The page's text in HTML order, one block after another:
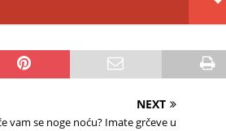
NEXT
vam se noge noću? Imate grčeve u